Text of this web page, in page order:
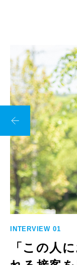
INTERVIEW 01
「この人